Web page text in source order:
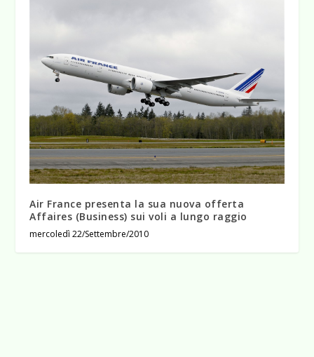
Air France presenta la sua nuova offerta
Affaires (Business) sui voli a lungo raggio
mercoledì 22/Settembre/2010